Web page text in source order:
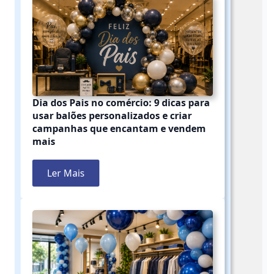
Dia dos Pais no comércio: 9 dicas para
usar balões personalizados e criar
campanhas que encantam e vendem
mais
Ler Mais